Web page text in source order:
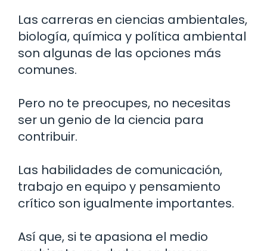
Las carreras en ciencias ambientales,
biología, química y política ambiental
son algunas de las opciones más
comunes.
Pero no te preocupes, no necesitas
ser un genio de la ciencia para
contribuir.
Las habilidades de comunicación,
trabajo en equipo y pensamiento
crítico son igualmente importantes.
Así que, si te apasiona el medio